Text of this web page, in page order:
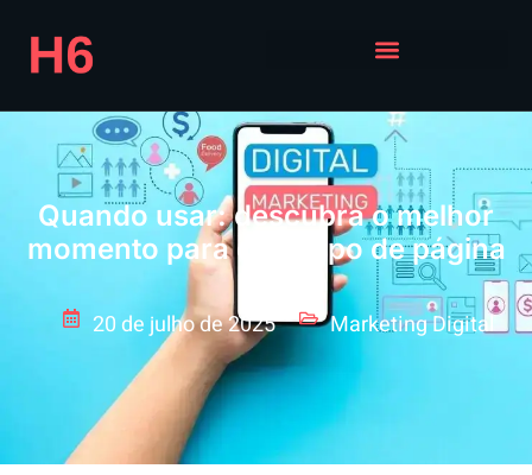
Quando usar: descubra o melhor
momento para cada tipo de página
20 de julho de 2025 Marketing Digital